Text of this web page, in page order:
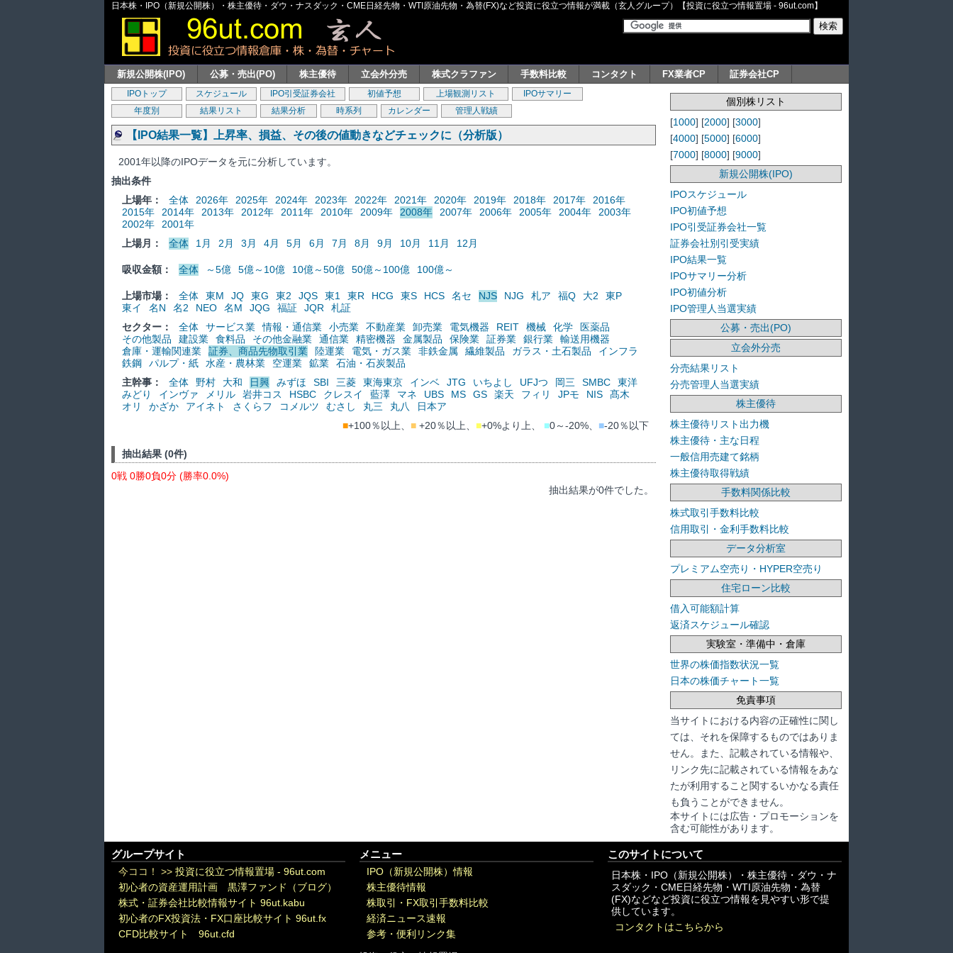
日本株・IPO（新規公開株）・株主優待・ダウ・ナスダック・CME日経先物・WTI原油先物・為替(FX)など投資に役立つ情報が満載（玄人グループ）【投資に役立つ情報置場 - 96ut.com】
新規公開株(IPO) 公募・売出(PO) 株主優待 立会外分売 株式クラファン 手数料比較 コンタクト FX業者CP 証券会社CP
IPOトップ スケジュール IPO引受証券会社 初値予想 上場観測リスト
IPOサマリー
年度別
結果リスト 結果分析 時系列 カレンダー 管理人戦績
【IPO結果一覧】上昇率、損益、その後の値動きなどチェックに（分析版）
2001年以降のIPOデータを元に分析しています。
抽出条件
上場年：
全体 2026年 2025年 2024年 2023年 2022年 2021年 2020年 2019年 2018年 2017年
2016年
2015年
2014年 2013年 2012年 2011年 2010年 2009年 2008年 2007年 2006年 2005年 2004年
2003年
2002年
2001年
上場月：
全体 1月 2月 3月 4月 5月 6月 7月 8月 9月 10月 11月 12月
吸収金額： 全体 ～5億 5億～10億 10億～50億 50億～100億 100億～
上場市場： 全体 東M JQ 東G 東2 JQS 東1 東R HCG 東S HCS 名セ NJS NJG 札ア 福Q 大2
東P
東イ
名N 名2 NEO 名M JQG 福証 JQR
札証
セクター：
全体 サービス業 情報・通信業 小売業 不動産業 卸売業 電気機器 REIT 機械 化学
医薬品
その他製品
建設業 食料品 その他金融業 通信業 精密機器 金属製品 保険業 証券業 銀行業
輸送用機器
倉庫・運輸関連業
証券、商品先物取引業 陸運業 電気・ガス業 非鉄金属 繊維製品 ガラス・土石製品
インフラ
鉄鋼
パルプ・紙 水産・農林業 空運業 鉱業
石油・石炭製品
主幹事：
全体 野村 大和 日興 みずほ SBI 三菱 東海東京 インベ JTG いちよし UFJつ 岡三 SMBC
東洋
みどり
インヴァ メリル 岩井コス HSBC クレスイ 藍澤 マネ UBS MS GS 楽天 フィリ JPモ NIS
髙木
オリ
かざか アイネト さくらフ コメルツ むさし 丸三 丸八
日本ア
■+100％以上、 ■+20％以上、 ■+0%より上、 ■0～-20%、 ■-20％以下
抽出結果 (0件)
0戦 0勝0負0分 (勝率0.0%)
抽出結果が0件でした。
個別株リスト
[1000] [2000] [3000]
[4000] [5000] [6000]
[7000] [8000] [9000]
新規公開株(IPO)
IPOスケジュール
IPO初値予想
IPO引受証券会社一覧
証券会社別引受実績
IPO結果一覧
IPOサマリー分析
IPO初値分析
IPO管理人当選実績
公募・売出(PO)
立会外分売
分売結果リスト
分売管理人当選実績
株主優待
株主優待リスト出力機
株主優待・主な日程
一般信用売建て銘柄
株主優待取得戦績
手数料関係比較
株式取引手数料比較
信用取引・金利手数料比較
データ分析室
プレミアム空売り・HYPER空売り
住宅ローン比較
借入可能額計算
返済スケジュール確認
実験室・準備中・倉庫
世界の株価指数状況一覧
日本の株価チャート一覧
免責事項
当サイトにおける内容の正確性に関し
ては、それを保障するものではありま
せん。また、記載されている情報や、
リンク先に記載されている情報をあな
たが利用すること関するいかなる責任
も負うことができません。
本サイトには広告・プロモーションを
含む可能性があります。
グループサイト
今ココ！ >> 投資に役立つ情報置場 - 96ut.com
初心者の資産運用計画 黒澤ファンド（ブログ）
株式・証券会社比較情報サイト 96ut.kabu
初心者のFX投資法・FX口座比較サイト 96ut.fx
CFD比較サイト 96ut.cfd
メニュー
IPO（新規公開株）情報
株主優待情報
株取引・FX取引手数料比較
経済ニュース速報
参考・便利リンク集
このサイトについて
日本株・IPO（新規公開株）・株主優待・ダウ・ナ
スダック・CME日経先物・WTI原油先物・為替
(FX)などなど投資に役立つ情報を見やすい形で提
供しています。
コンタクトはこちらから